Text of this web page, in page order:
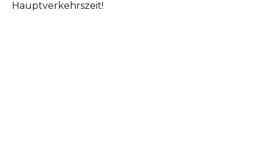
Hauptverkehrszeit!